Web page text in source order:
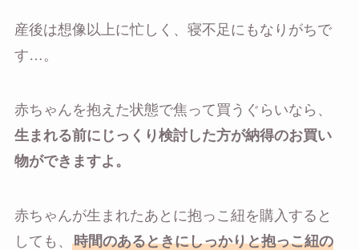
産後は想像以上に忙しく、寝不足にもなりがちで
す…。
赤ちゃんを抱えた状態で焦って買うぐらいなら、
生まれる前にじっくり検討した方が納得のお買い
物ができますよ。
赤ちゃんが生まれたあとに抱っこ紐を購入すると
しても、 時間のあるときにしっかりと抱っこ紐の